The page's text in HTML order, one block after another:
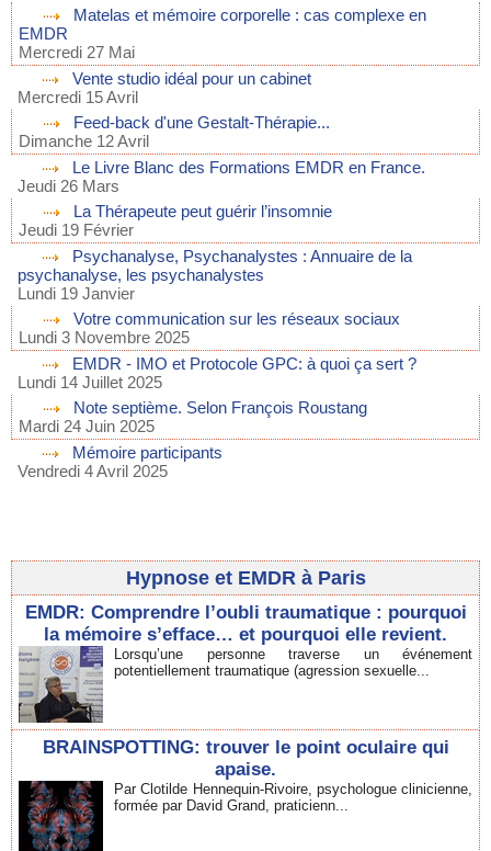
Matelas et mémoire corporelle : cas complexe en
EMDR
Mercredi 27 Mai
Vente studio idéal pour un cabinet
Mercredi 15 Avril
Feed-back d'une Gestalt-Thérapie...
Dimanche 12 Avril
Le Livre Blanc des Formations EMDR en France.
Jeudi 26 Mars
La Thérapeute peut guérir l’insomnie
Jeudi 19 Février
Psychanalyse, Psychanalystes : Annuaire de la
psychanalyse, les psychanalystes
Lundi 19 Janvier
Votre communication sur les réseaux sociaux
Lundi 3 Novembre 2025
EMDR - IMO et Protocole GPC: à quoi ça sert ?
Lundi 14 Juillet 2025
Note septième. Selon François Roustang
Mardi 24 Juin 2025
Mémoire participants
Vendredi 4 Avril 2025
Hypnose et EMDR à Paris
EMDR: Comprendre l’oubli traumatique : pourquoi
la mémoire s’efface… et pourquoi elle revient.
Lorsqu’une personne traverse un événement
potentiellement traumatique (agression sexuelle...
BRAINSPOTTING: trouver le point oculaire qui
apaise.
Par Clotilde Hennequin-Rivoire, psychologue clinicienne,
formée par David Grand, praticienn...